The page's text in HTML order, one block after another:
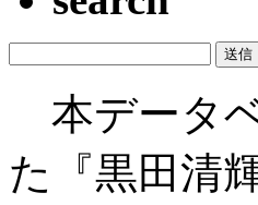
本データ
た『黒田清